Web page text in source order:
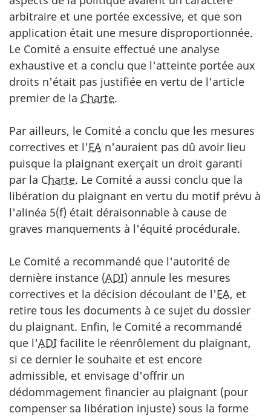
arbitraire et une portée excessive, et que son
application était une mesure disproportionnée.
Le Comité a ensuite effectué une analyse
exhaustive et a conclu que l'atteinte portée aux
droits n'était pas justifiée en vertu de l'article
premier de la Charte.
Par ailleurs, le Comité a conclu que les mesures
correctives et l'EA n'auraient pas dû avoir lieu
puisque la plaignant exerçait un droit garanti
par la Charte. Le Comité a aussi conclu que la
libération du plaignant en vertu du motif prévu à
l'alinéa 5(f) était déraisonnable à cause de
graves manquements à l'équité procédurale.
Le Comité a recommandé que l'autorité de
dernière instance (ADI) annule les mesures
correctives et la décision découlant de l'EA, et
retire tous les documents à ce sujet du dossier
du plaignant. Enfin, le Comité a recommandé
que l'ADI facilite le réenrôlement du plaignant,
si ce dernier le souhaite et est encore
admissible, et envisage d'offrir un
dédommagement financier au plaignant (pour
compenser sa libération injuste) sous la forme